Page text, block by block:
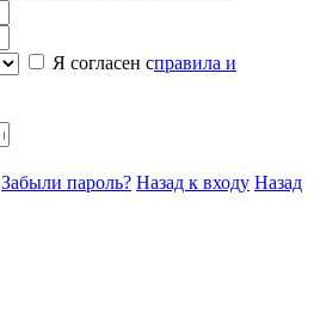
Я согласен справила и
Забыли пароль? Назад к входу Назад